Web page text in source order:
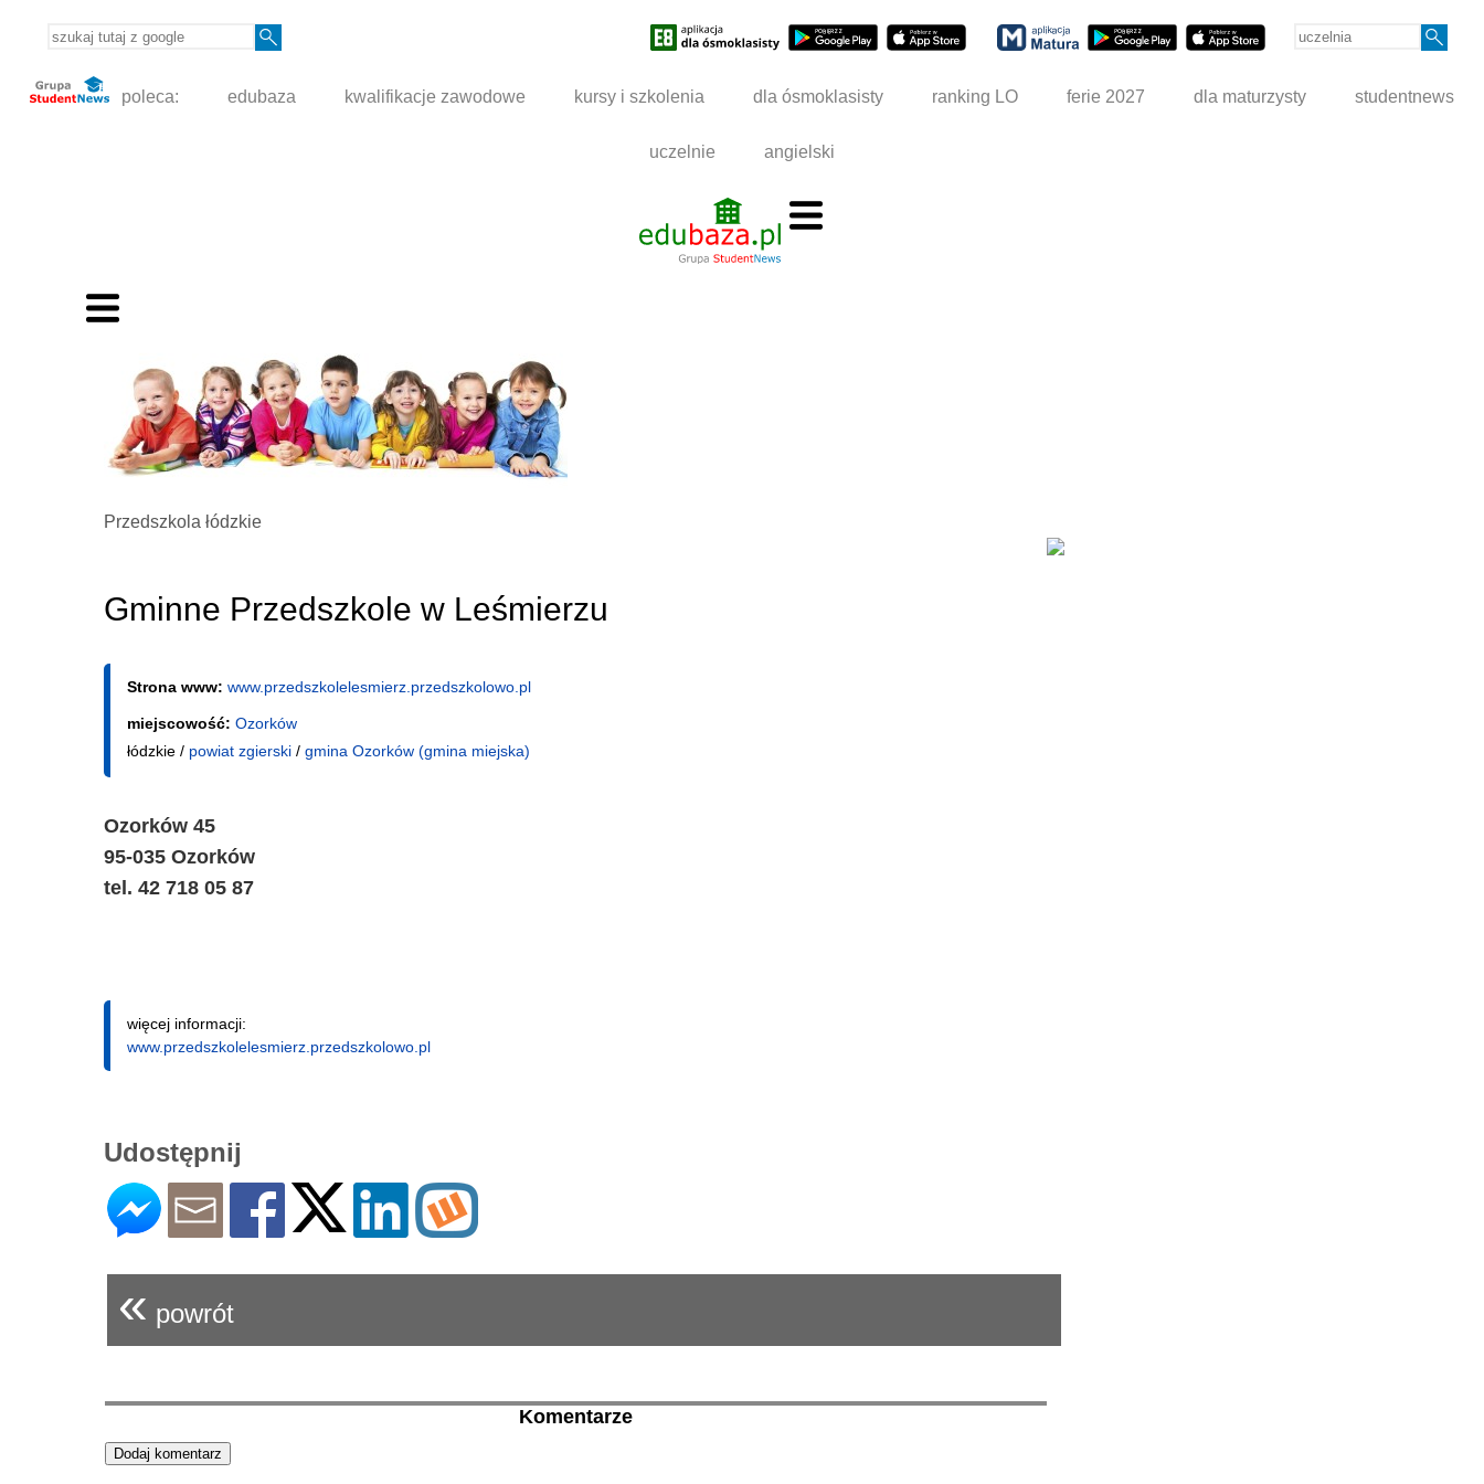
poleca: edubaza kwalifikacje zawodowe kursy i szkolenia dla ósmoklasisty ranking LO ferie 2027 dla maturzysty studentnews
uczelnie angielski
Przedszkola łódzkie
Gminne Przedszkole w Leśmierzu
Strona www: www.przedszkolelesmierz.przedszkolowo.pl
miejscowość: Ozorków
łódzkie / powiat zgierski / gmina Ozorków (gmina miejska)
Ozorków 45
95-035 Ozorków
tel. 42 718 05 87
więcej informacji:
www.przedszkolelesmierz.przedszkolowo.pl
Udostępnij
« powrót
Komentarze